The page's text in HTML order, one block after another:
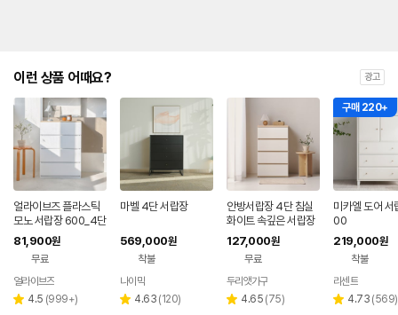
이런 상품 어때요? 광고
얼라이브즈 플라스틱
모노 서랍장 600_4단
81,900원
무료
얼라이브즈
별 4.5 리
(999+)
마벨 4단 서랍장
569,000원
착불
나이믹
별 4.63 리
(120)
안방서랍장 4단 침실
화이트 속깊은 서랍장
600 디엘
127,000원
무료
두리앳가구
별 4.65 리
(75)
구매 220+
미카엘 도어 서
00
219,000원
착불
리센트
별 4.73 리
(569)